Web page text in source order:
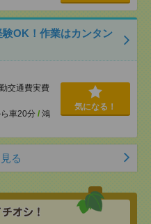
OK！作業はカンタン
交通費実費
車20分 / 鴻
気になる！
る